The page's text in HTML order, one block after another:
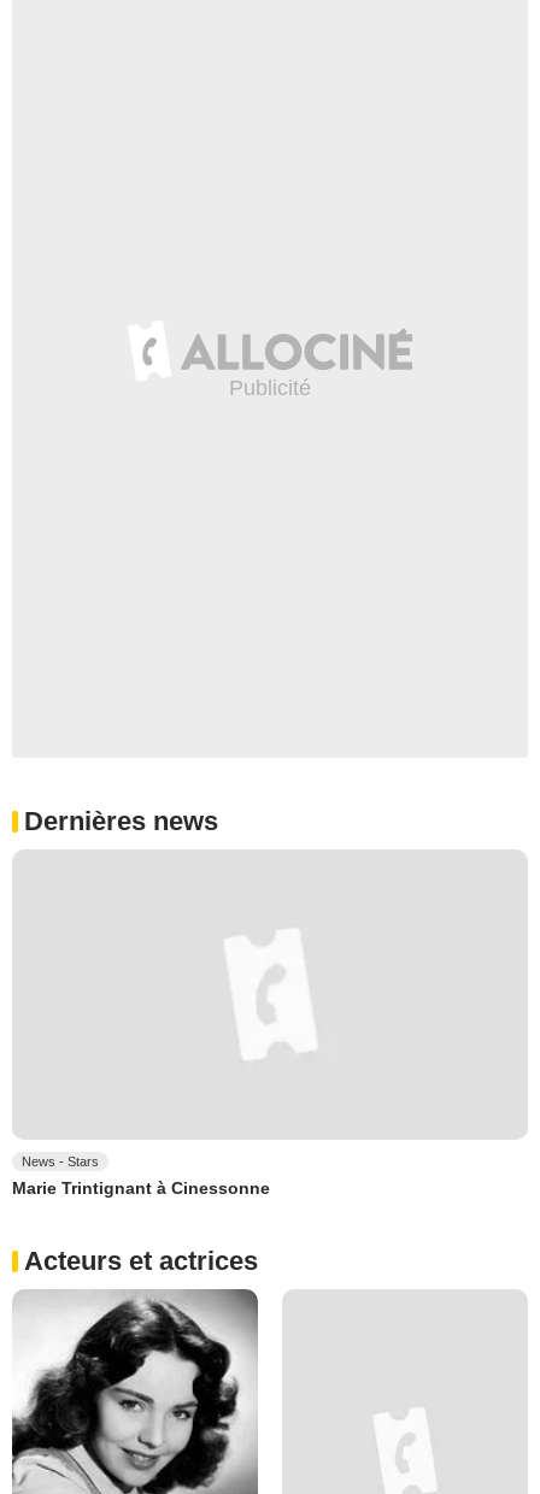
Dernières news
News - Stars
Marie Trintignant à Cinessonne
Acteurs et actrices